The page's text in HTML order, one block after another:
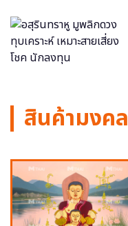
สินค้ามงคล